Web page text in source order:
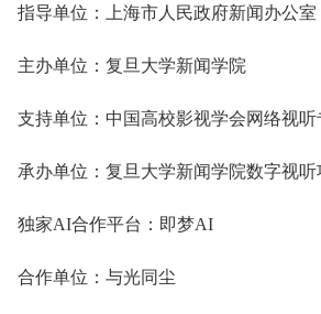
指导单位：上海市人民政府新闻办公室
主办单位：复旦大学新闻学院
支持单位：中国高校影视学会网络视听
承办单位：复旦大学新闻学院数字视
独家AI合作平台：即梦AI
合作单位：与光同尘